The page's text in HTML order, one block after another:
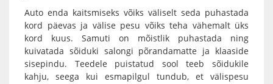
Auto enda kaitsmiseks võiks väliselt seda puhastada
kord päevas ja välise pesu võiks teha vähemalt üks
kord kuus. Samuti on mõistlik puhastada ning
kuivatada sõiduki salongi põrandamatte ja klaaside
sisepindu. Teedele puistatud sool teeb sõidukile
kahju, seega kui esmapilgul tundub, et välispesu